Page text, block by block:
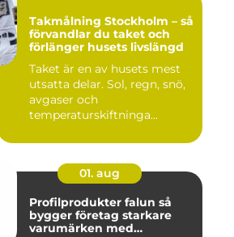
Takmålning Stockholm – så
förvandlar du taket och
förlänger husets livslängd
Taket är en av husets mest
utsatta delar. Sol, regn, snö,
avgaser och
temperaturskiftninga...
01. aug
Profilprodukter falun så
bygger företag starkare
varumärken med